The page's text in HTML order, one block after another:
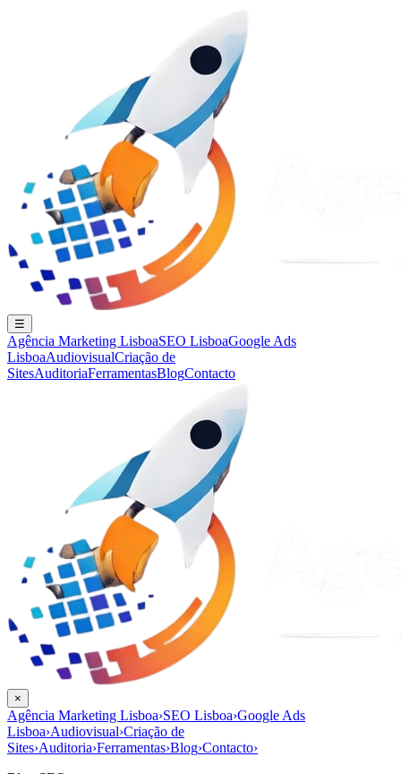
☰
Agência Marketing LisboaSEO LisboaGoogle Ads
LisboaAudiovisualCriação de
SitesAuditoriaFerramentasBlogContacto
×
Agência Marketing Lisboa›SEO Lisboa›Google Ads
Lisboa›Audiovisual›Criação de
Sites›Auditoria›Ferramentas›Blog›Contacto›